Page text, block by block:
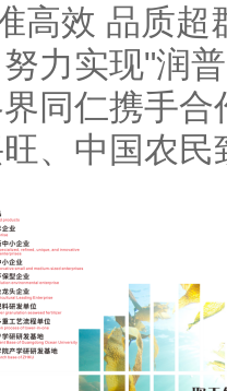
高效 品质超
力实现"润
同仁携手
、中国农